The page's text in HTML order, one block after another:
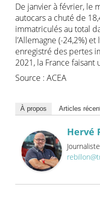
De janvier à février, le
autocars a chuté de
immatriculés au total
l’Allemagne (-24,2%)
enregistré des pertes
2021, la France faisant
Source : ACEA
À propos Articles
Hervé